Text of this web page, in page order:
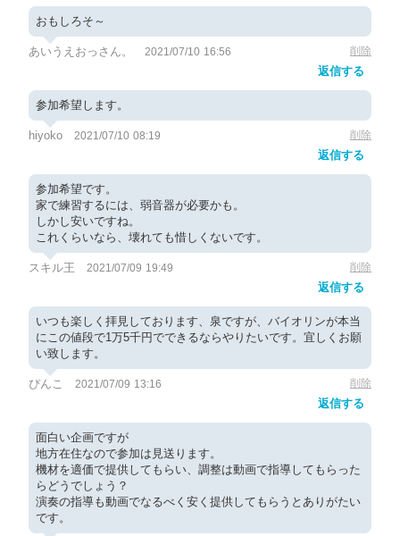
おもしろそ～
あいうえおっさん。 2021/07/10 16:56 削除
返信する
参加希望します。
hiyoko 2021/07/10 08:19 削除
返信する
参加希望です。
家で練習するには、弱音器が必要かも。
しかし安いですね。
これくらいなら、壊れても惜しくないです。
スキル王 2021/07/09 19:49 削除
返信する
いつも楽しく拝見しております、泉ですが、バイオリンが本当
にこの値段で1万5千円でできるならやりたいです。宜しくお願
い致します。
ぴんこ 2021/07/09 13:16 削除
返信する
面白い企画ですが
地方在住なので参加は見送ります。
機材を適価で提供してもらい、調整は動画で指導してもらった
らどうでしょう？
演奏の指導も動画でなるべく安く提供してもらうとありがたい
です。